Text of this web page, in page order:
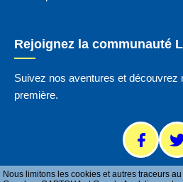
Nous limitons les cookies et autres traceurs au
Rejoignez la communauté
Suivez nos aventures et découvrez
première.